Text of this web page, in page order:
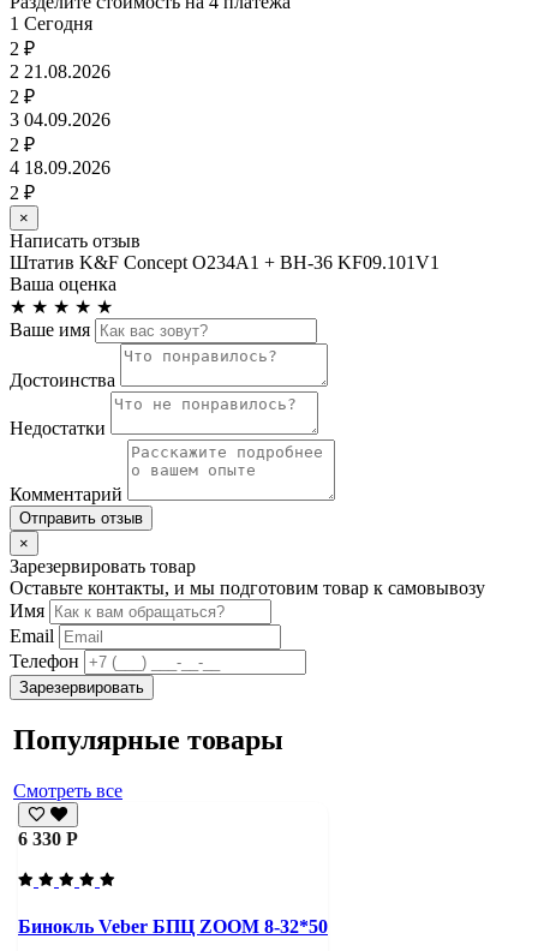
1 Сегодня
2 ₽
2 21.08.2026
2 ₽
3 04.09.2026
2 ₽
4 18.09.2026
2 ₽
×
Написать отзыв
Штатив K&F Concept O234A1 + BH-36 KF09.101V1
Ваша оценка
★ ★ ★ ★ ★
Ваше имя
Достоинства
Недостатки
Комментарий
Отправить отзыв
×
Зарезервировать товар
Оставьте контакты, и мы подготовим товар к самовывозу
Имя
Email
Телефон
Зарезервировать
Популярные товары
Смотреть все
6 330 Р
Бинокль Veber БПЦ ZOOM 8-32*50